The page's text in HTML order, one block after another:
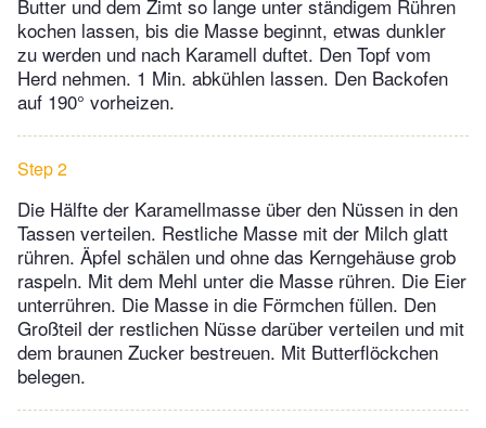
Butter und dem Zimt so lange unter ständigem Rühren
kochen lassen, bis die Masse beginnt, etwas dunkler
zu werden und nach Karamell duftet. Den Topf vom
Herd nehmen. 1 Min. abkühlen lassen. Den Backofen
auf 190° vorheizen.
Step 2
Die Hälfte der Karamellmasse über den Nüssen in den
Tassen verteilen. Restliche Masse mit der Milch glatt
rühren. Äpfel schälen und ohne das Kerngehäuse grob
raspeln. Mit dem Mehl unter die Masse rühren. Die Eier
unterrühren. Die Masse in die Förmchen füllen. Den
Großteil der restlichen Nüsse darüber verteilen und mit
dem braunen Zucker bestreuen. Mit Butterflöckchen
belegen.